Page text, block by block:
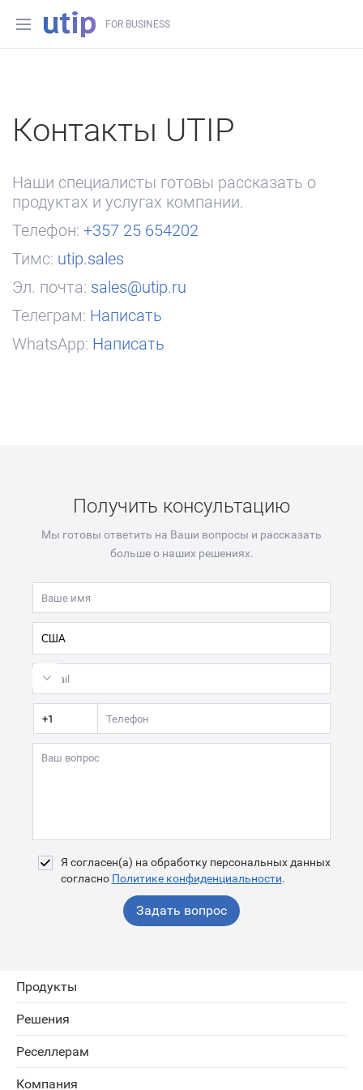
FOR BUSINESS
Контакты UTIP
Наши специалисты готовы рассказать о
продуктах и услугах компании.
Телефон: +357 25 654202
Тимс: utip.sales
Эл. почта: sales@utip.ru
Телеграм: Написать
WhatsApp: Написать
Получить консультацию
Мы готовы ответить на Ваши вопросы и рассказать
больше о наших решениях.
Я согласен(а) на обработку персональных данных
согласно Политике конфиденциальности.
Задать вопрос
Продукты
Решения
Реселлерам
Компания